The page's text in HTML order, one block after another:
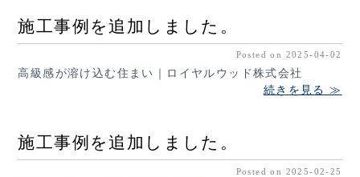
施工事例を追加しました。
Posted on 2025-04-02
高級感が溶け込む住まい｜ロイヤルウッド株式会社
続きを見る ≫
施工事例を追加しました。
Posted on 2025-02-25